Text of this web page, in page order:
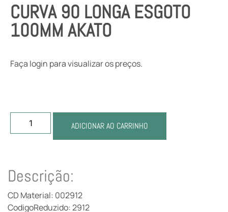
CURVA 90 LONGA ESGOTO
100MM AKATO
Faça login para visualizar os preços.
ADICIONAR AO CARRINHO
Descrição:
CD Material: 002912
CodigoReduzido: 2912